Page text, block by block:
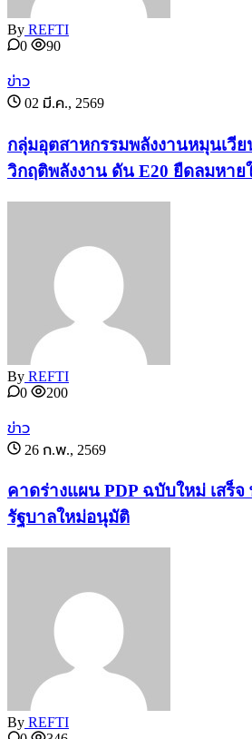
By REFTI
0
90
ข่าว
02 มี.ค., 2569
กลุ่มอุตสาหกรรมพลังงานหมุนเวี
วิกฤติพลังงาน ดัน E20 ยืดลมหาย
By REFTI
0
200
ข่าว
26 ก.พ., 2569
คาดร่างแผน PDP ฉบับใหม่ เสร็จ
รัฐบาลใหม่อนุมัติ
By REFTI